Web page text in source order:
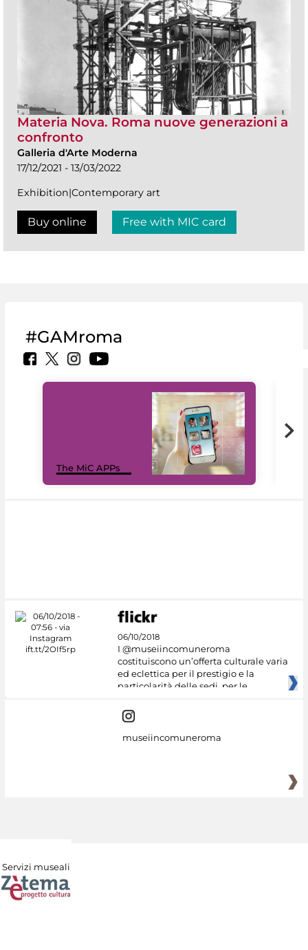
Materia Nova. Roma nuove generazioni a
confronto
Galleria d'Arte Moderna
17/12/2021 - 13/03/2022
Exhibition|Contemporary art
Buy online Free with MIC card
#GAMroma
The MiC APPs
06/10/2018
I @museiincomuneroma
costituiscono un’offerta culturale varia
ed eclettica per il prestigio e la
particolarità delle sedi, per le
museiincomuneroma
Servizi museali